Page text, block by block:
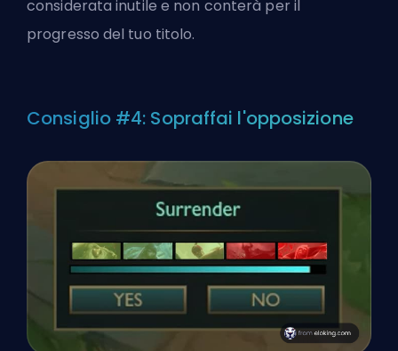
considerata inutile e non conterà per il
progresso del tuo titolo.
Consiglio #4: Sopraffai l'opposizione